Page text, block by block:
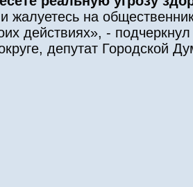
на
действиях», -
депутат Городской